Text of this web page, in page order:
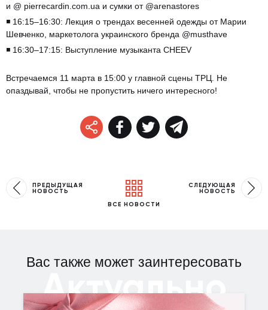
и @ pierrecardin.com.ua и сумки от @arenastores
◾️ 16:15–16:30: Лекция о трендах весенней одежды от Марии
Шевченко, маркетолога украинского бренда @musthave
◾️ 16:30–17:15: Выступление музыканта CHEEV
Встречаемся 11 марта в 15:00 у главной сцены ТРЦ. Не
опаздывай, чтобы не пропустить ничего интересного!
ПРЕДЫДУЩАЯ
НОВОСТЬ
ВСЕ НОВОСТИ
СЛЕДУЮЩАЯ
НОВОСТЬ
Вас также может заинтересовать
Актуально